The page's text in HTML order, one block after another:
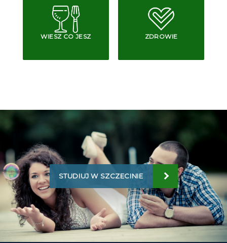
WIESZ CO JESZ ZDROWIE
STUDIUJ W SZCZECINIE